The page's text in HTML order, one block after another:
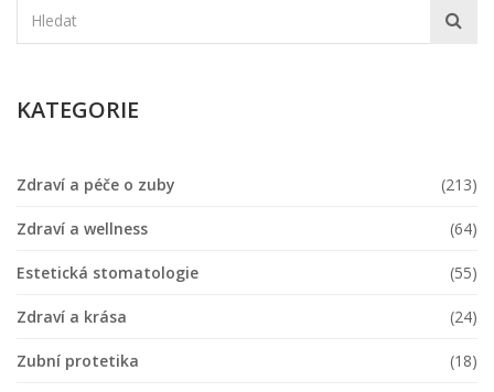
KATEGORIE
Zdraví a péče o zuby (213)
Zdraví a wellness (64)
Estetická stomatologie (55)
Zdraví a krása (24)
Zubní protetika (18)